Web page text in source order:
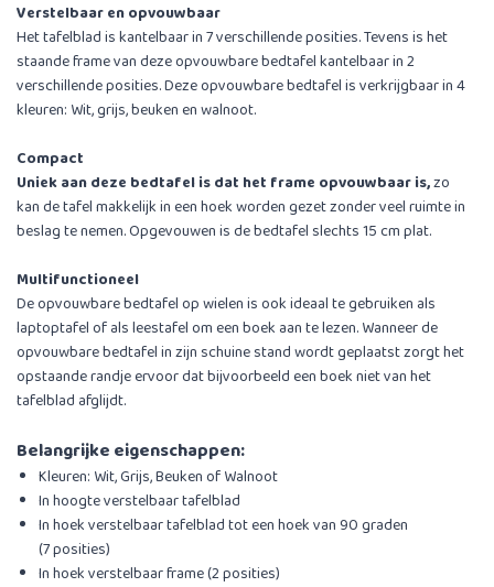
Verstelbaar en opvouwbaar
Het tafelblad is kantelbaar in 7 verschillende posities. Tevens is het
staande frame van deze opvouwbare bedtafel kantelbaar in 2
verschillende posities. Deze opvouwbare bedtafel is verkrijgbaar in 4
kleuren: Wit, grijs, beuken en walnoot.
Compact
Uniek aan deze bedtafel is dat het frame opvouwbaar is,zo
kan de tafel makkelijk in een hoek worden gezet zonder veel ruimte in
beslag te nemen. Opgevouwen is de bedtafel slechts 15 cm plat.
Multifunctioneel
De opvouwbare bedtafel op wielen is ook ideaal te gebruiken als
laptoptafel of als leestafel om een boek aan te lezen. Wanneer de
opvouwbare bedtafel in zijn schuine stand wordt geplaatst zorgt het
opstaande randje ervoor dat bijvoorbeeld een boek niet van het
tafelblad afglijdt.
Belangrijke eigenschappen:
Kleuren: Wit, Grijs, Beuken of Walnoot
In hoogte verstelbaar tafelblad
In hoek verstelbaar tafelblad tot een hoek van 90 graden
(7 posities)
In hoek verstelbaar frame (2 posities)